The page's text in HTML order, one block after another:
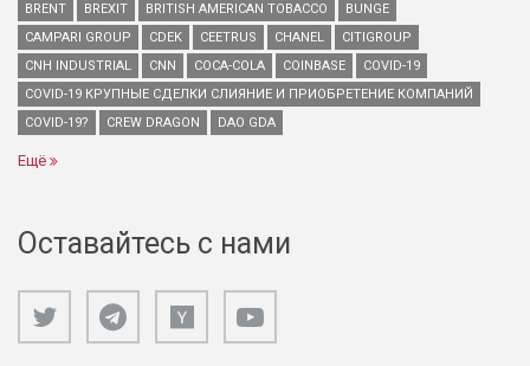
BRENT
BREXIT BRITISH AMERICAN TOBACCO
BUNGE
CAMPARI GROUP
CDEK CEETRUS CHANEL
CITIGROUP
CNH INDUSTRIAL
CNN COCA-COLA COINBASE
COVID-19
COVID-19 КРУПНЫЕ СДЕЛКИ СЛИЯНИЕ И ПРИОБРЕТЕНИЕ КОМПАНИЙ
COVID-19?
CREW DRAGON DAO GDA
Ещё
Оставайтесь с нами